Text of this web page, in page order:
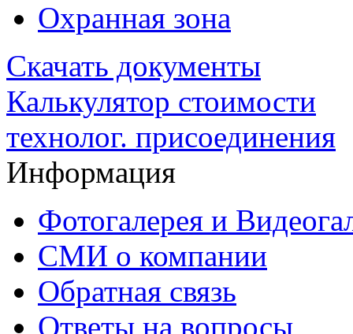
Охранная зона
Скачать документы
Калькулятор стоимости
технолог. присоединения
Информация
Фотогалерея и
СМИ о компании
Обратная связь
Ответы на вопросы